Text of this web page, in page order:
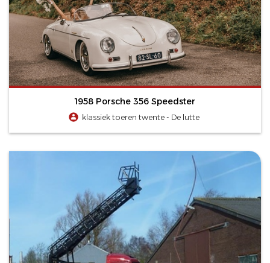
1958 Porsche 356 Speedster
klassiek toeren twente - De lutte